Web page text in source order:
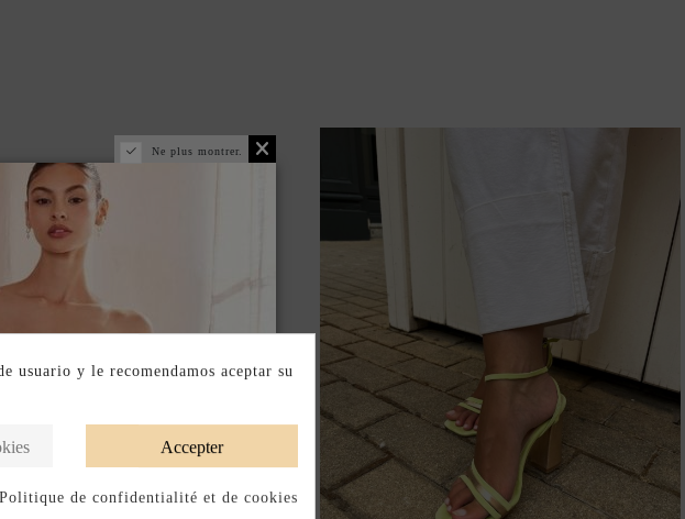
Ne plus montrer.
usuario y le recomendamos aceptar su
Accepter
Politique de confidentialité et de cookies